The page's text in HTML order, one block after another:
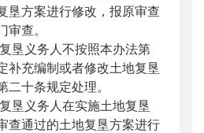
垦方案进行修改，报原审查
审查。
义务人不按照本办法第
补充编制或者修改土地复垦
二十条规定处理。
义务人在实施土地复垦
查通过的土地复垦方案进行